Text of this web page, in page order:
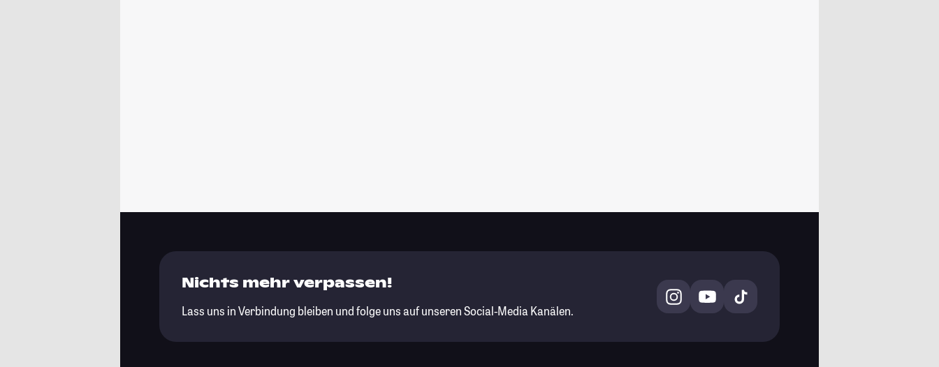
Nichts mehr verpassen!
Lass uns in Verbindung bleiben und folge uns auf unseren Social-Media Kanälen.